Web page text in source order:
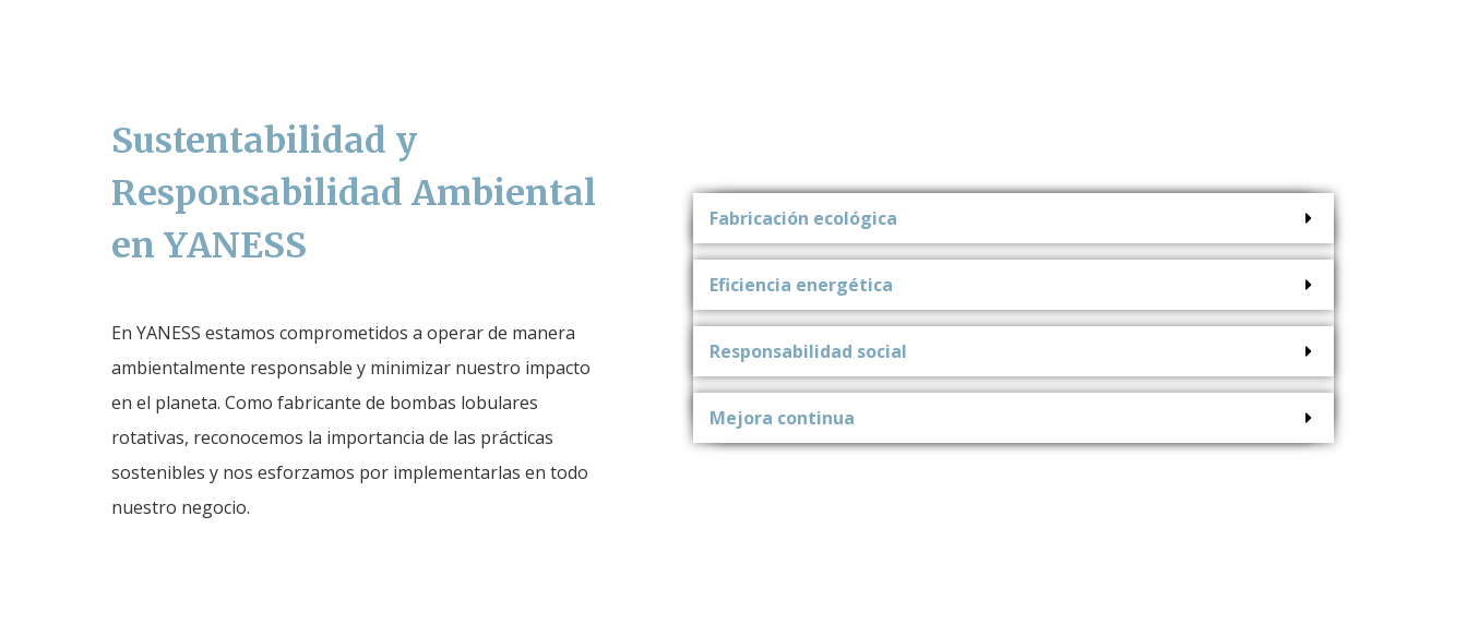
Sustentabilidad y
Responsabilidad Ambiental
en YANESS
En YANESS estamos comprometidos a operar de manera
ambientalmente responsable y minimizar nuestro impacto
en el planeta. Como fabricante de bombas lobulares
rotativas, reconocemos la importancia de las prácticas
sostenibles y nos esforzamos por implementarlas en todo
nuestro negocio.
Fabricación ecológica
Eficiencia energética
Responsabilidad social
Mejora continua